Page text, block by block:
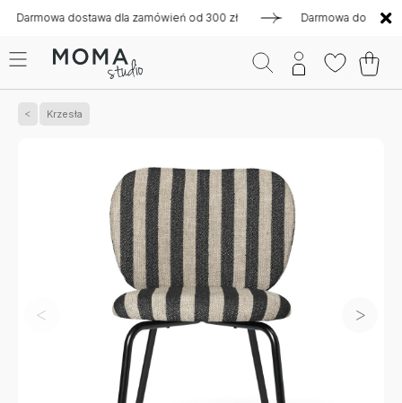
dostawa dla zamówień od 300 zł Darmowa dostawa dla
Krzesła